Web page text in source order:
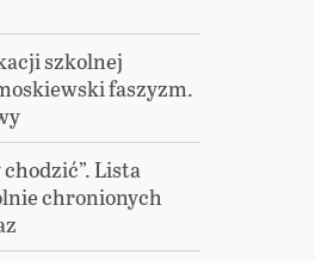
szkolnej
faszyzm.
Lista
chronionych